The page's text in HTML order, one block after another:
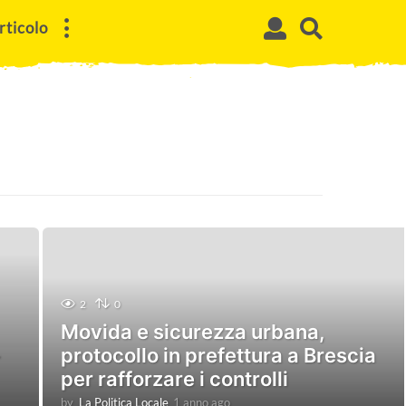
2 0
Movida e sicurezza urbana,
protocollo in prefettura a Brescia
per rafforzare i controlli
by La Politica Locale 1 anno ago1